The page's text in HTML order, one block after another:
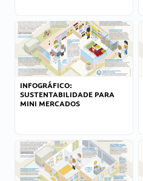
INFOGRÁFICO:
SUSTENTABILIDADE PARA
MINI MERCADOS